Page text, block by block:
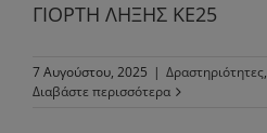
ΓΙΟΡΤΗ ΛΗΞΗΣ ΚΕ25
7 Αυγούστου, 2025 | Δραστηριότητες,
Διαβάστε περισσότερα